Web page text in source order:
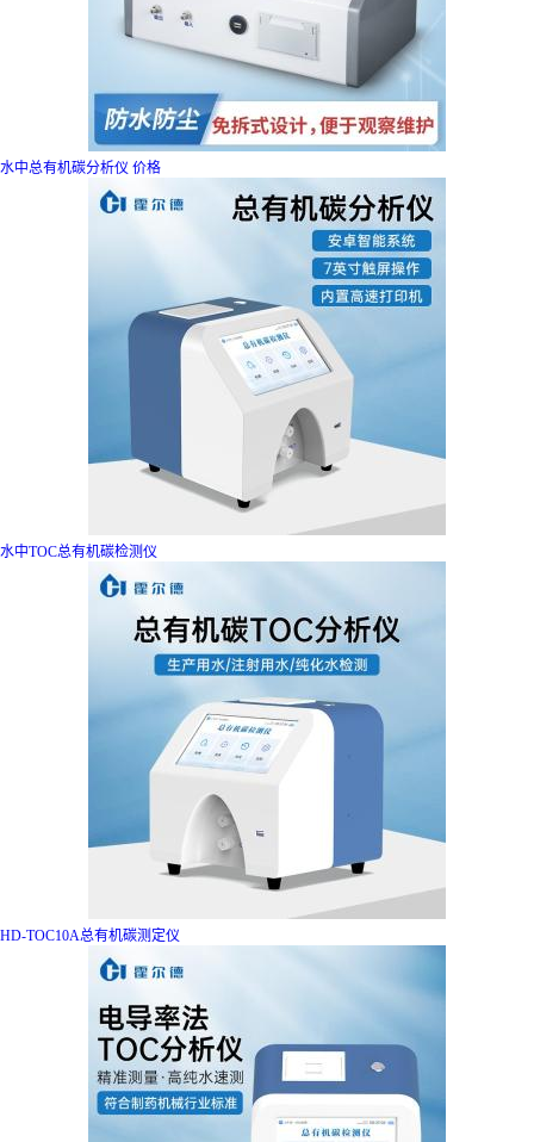
水中总有机碳分析仪 价格
水中TOC总有机碳检测仪
HD-TOC10A总有机碳测定仪